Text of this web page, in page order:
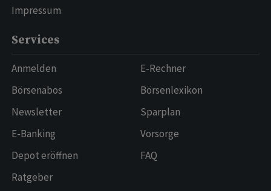
Impressum
Services
Anmelden
Börsenabos
Newsletter
E-Banking
Depot eröffnen
Ratgeber
E-Rechner
Börsenlexikon
Sparplan
Vorsorge
FAQ